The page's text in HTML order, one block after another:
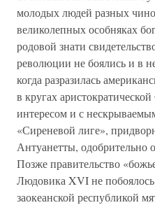
молодых людей разных
великолепных особняках
родовой знати
революции не боялись и в
когда разразилась
в кругах
интересом и с
«Сиреневой лиге»,
Антуанетты, одобрительно
Позже правительство
Людовика XVI не
заокеанской республикой